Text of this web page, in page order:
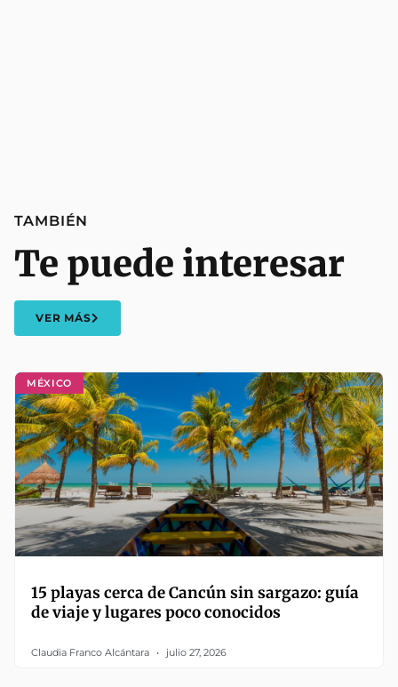
MÉXICO
15 playas cerca de Cancún sin sargazo: guía
de viaje y lugares poco conocidos
Claudia Franco Alcántara julio 27, 2026
TAMBIÉN
Te puede interesar
VER MÁS